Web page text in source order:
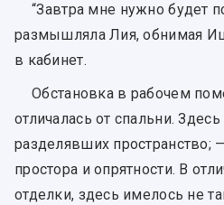
“Завтра мне нужно будет
размышляла Лия, обнимая
в кабинет.
Обстановка в рабочем
отличалась от спальни.
разделявших пространство;
простора и опрятности. В
отделки, здесь имелось не